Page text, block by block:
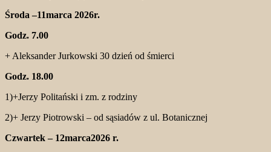
Środa –11marca 2026r.
Godz. 7.00
+ Aleksander Jurkowski 30 dzień od śmierci
Godz. 18.00
1)+Jerzy Politański i zm. z rodziny
2)+ Jerzy Piotrowski – od sąsiadów z ul. Botanicznej
Czwartek – 12marca2026 r.